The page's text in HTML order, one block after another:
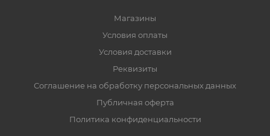
Магазины
Условия оплаты
Условия доставки
Реквизиты
Соглашение на обработку персональных данных
Публичная оферта
Политика конфиденциальности